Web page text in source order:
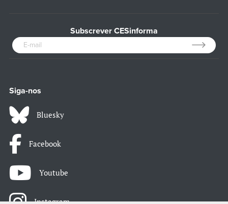
Subscrever CESinforma
Siga-nos
Bluesky
Facebook
Youtube
Instagram